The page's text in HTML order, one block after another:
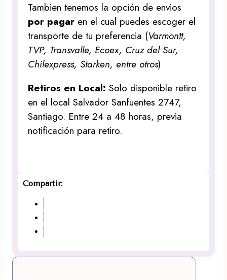
Tambien tenemos la opción de envios
por pagar en el cual puedes escoger el
transporte de tu preferencia (Varmontt,
TVP, Transvalle, Ecoex, Cruz del Sur,
Chilexpress, Starken, entre otros)
Retiros en Local:Solo disponible retiro
en el local Salvador Sanfuentes 2747,
Santiago. Entre 24 a 48 horas, previa
notificación para retiro.
Compartir: